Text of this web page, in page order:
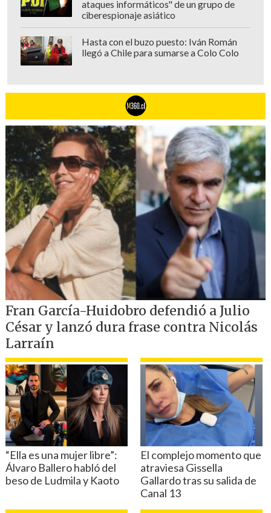
ataques informáticos" de un grupo de
ciberespionaje asiático
Hasta con el buzo puesto: Iván Román
llegó a Chile para sumarse a Colo Colo